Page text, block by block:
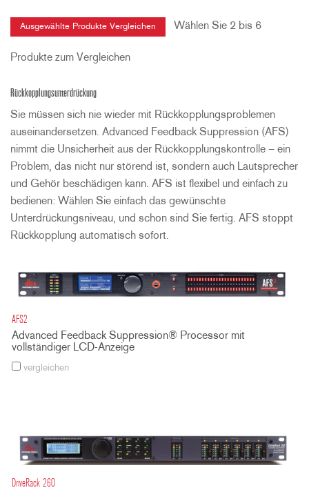
Wählen Sie 2 bis 6
Produkte zum Vergleichen
Rückkopplungsunterdrückung
Sie müssen sich nie wieder mit Rückkopplungsproblemen
auseinandersetzen. Advanced Feedback Suppression (AFS)
nimmt die Unsicherheit aus der Rückkopplungskontrolle – ein
Problem, das nicht nur störend ist, sondern auch Lautsprecher
und Gehör beschädigen kann. AFS ist flexibel und einfach zu
bedienen: Wählen Sie einfach das gewünschte
Unterdrückungsniveau, und schon sind Sie fertig. AFS stoppt
Rückkopplung automatisch sofort.
AFS2
Advanced Feedback Suppression® Processor mit
vollständiger LCD-Anzeige
vergleichen
DriveRack 260